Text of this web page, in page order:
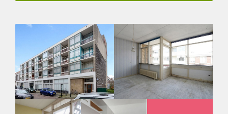
Huisdieren toegestaan: Afhankelijk van de Eigenaar
Huurtoeslag grens: Ja
Geschikt voor studenten: Afhankelijk van de Eigenaar